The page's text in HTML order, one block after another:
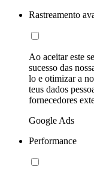
Rastreamento
Ao aceitar este
sucesso das
lo e otimizar a
teus dados
fornecedores
Google Ads
Performance